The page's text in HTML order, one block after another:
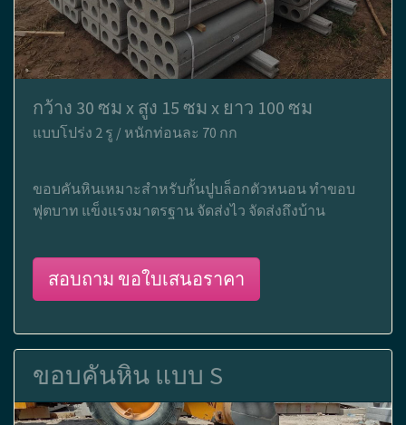
กว้าง 30 ซม x สูง 15 ซม x ยาว 100 ซม
แบบโปร่ง 2 รู / หนักท่อนละ 70 กก
ขอบคันหินเหมาะสำหรับกั้นปูบล็อกตัวหนอน ทำขอบ
ฟุตบาท แข็งแรงมาตรฐาน จัดส่งไว จัดส่งถึงบ้าน
สอบถาม ขอใบเสนอราคา
ขอบคันหิน แบบ S